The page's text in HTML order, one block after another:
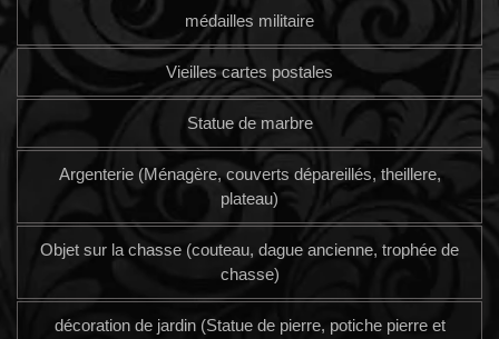
médailles militaire
Vieilles cartes postales
Statue de marbre
Argenterie (Ménagère, couverts dépareillés, theillere,
plateau)
Objet sur la chasse (couteau, dague ancienne, trophée de
chasse)
décoration de jardin (Statue de pierre, potiche pierre et